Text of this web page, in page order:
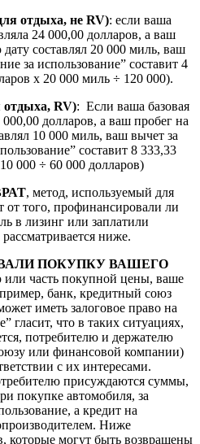
отдыха, не RV): если ваша
24 000,00 долларов, а ваш
составлял 20 000 миль, ваш
за использование” составит 4
x 20 000 миль ÷ 120 000).
RV): Если ваша базовая
долларов, а ваш пробег на
10 000 миль, ваш вычет за
составит 8 333,33
000 ÷ 60 000 долларов)
, метод, используемый для
от того, профинансировали ли
в лизинг или заплатили
ниже.
ПОКУПКУ ВАШЕГО
или часть покупной цены, ваше
банк, кредитный союз
иметь залоговое право на
гласит, что в таких ситуациях,
потребителю и держателю
или финансовой компании)
с их интересами.
присуждаются суммы,
покупке автомобиля, за
а кредит на
Ниже
которые могут быть возвращены